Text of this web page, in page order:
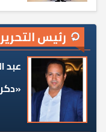
رئيس التحرير
عبد